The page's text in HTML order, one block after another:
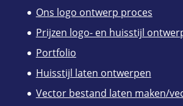
Ons logo ontwerp proces
Prijzen logo- en huisstijl
Portfolio
Huisstijl laten ontwerpen
Vector bestand laten maken/